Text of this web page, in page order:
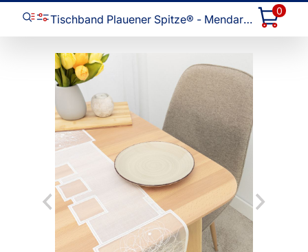
Tischband Plauener Spitze® - Mendaro #1W
0